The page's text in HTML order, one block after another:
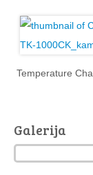
Temperature
Galerija